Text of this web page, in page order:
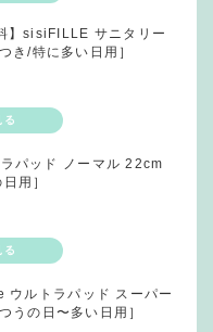
】sisiFILLE サニタリー
き/特に多い日用］
パッド ノーマル 22cm
用］
ルトラパッド スーパー
うの日〜多い日用］